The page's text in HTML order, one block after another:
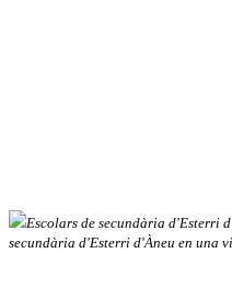
Escolars de secundària d'Esterri
secundària d'Esterri d'Àneu en una